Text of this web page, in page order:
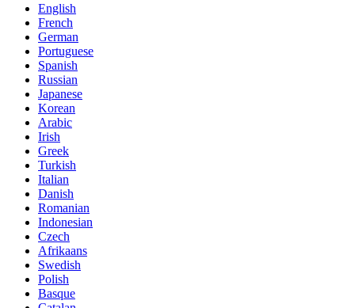
English
French
German
Portuguese
Spanish
Russian
Japanese
Korean
Arabic
Irish
Greek
Turkish
Italian
Danish
Romanian
Indonesian
Czech
Afrikaans
Swedish
Polish
Basque